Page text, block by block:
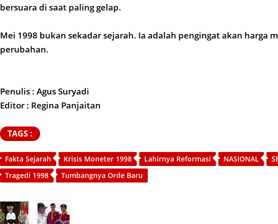
bersuara di saat paling gelap.
Mei 1998 bukan sekadar sejarah. Ia adalah pengingat akan harga
perubahan.
Penulis : Agus Suryadi
Editor : Regina Panjaitan
TAGS :
Fakta Sejarah Krisis Moneter 1998 Lahirnya Reformasi NASIONAL
Tragedi 1998
Tumbangnya Orde Baru